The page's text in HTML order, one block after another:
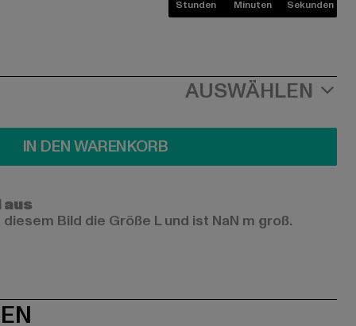
Stunden Minuten Sekunden
AUSWÄHLEN
IN DEN WARENKORB
Bild die Größe L und ist NaN m groß.